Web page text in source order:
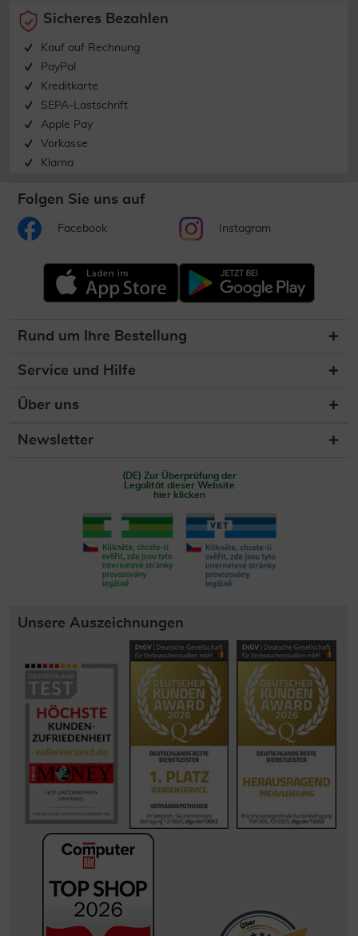
Sicheres Bezahlen
Kauf auf Rechnung
PayPal
Kreditkarte
SEPA-Lastschrift
Apple Pay
Vorkasse
Klarna
Folgen Sie uns auf
Facebook Instagram
Rund um Ihre Bestellung
Service und Hilfe
Über uns
Newsletter
(DE) Zur Überprüfung der
Legalität dieser Website
hier klicken
Unsere Auszeichnungen